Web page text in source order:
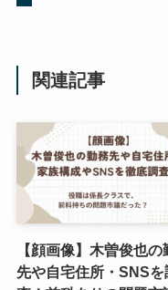
関連記事
【顔画像】木曽俊也の
先や自宅住所・SNSを